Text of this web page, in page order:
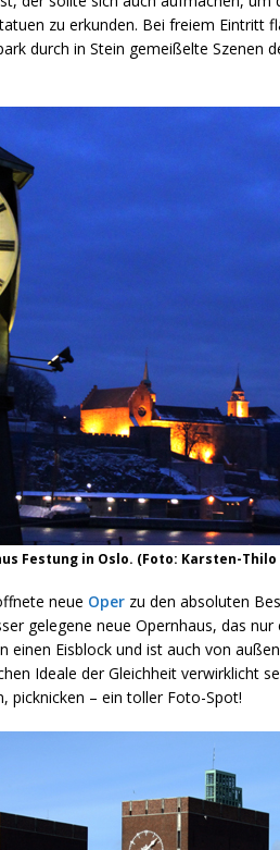
zu erkunden. Bei freiem Eintritt
durch in Stein gemeißelte Szenen
Festung in Oslo. (Foto: Karsten-Thilo
neue Operzu den absoluten
gelegene neue Opernhaus, das
einen Eisblock und ist auch von
Ideale der Gleichheit verwirklicht
picknicken – ein toller Foto-Spot!